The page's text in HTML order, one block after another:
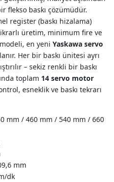
flekso baskı çözümüdür.
register (baskı hizalama)
üretim, minimum fire ve
en yeni Yaskawa servo
Her bir baskı ünitesi ayrı
– sekiz renkli bir baskı
toplam 14 servo motor
esneklik ve baskı tekrarı
mm / 460 mm / 540 mm / 660
mm
dk